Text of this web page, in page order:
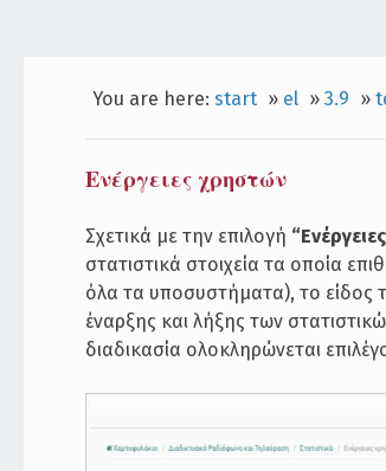
You are here: start » el » 3.9 »
Ενέργειες χρηστών
Σχετικά με την επιλογή
στατιστικά στοιχεία τα οποία
όλα τα υποσυστήματα), το είδος
έναρξης και λήξης των
διαδικασία ολοκληρώνεται